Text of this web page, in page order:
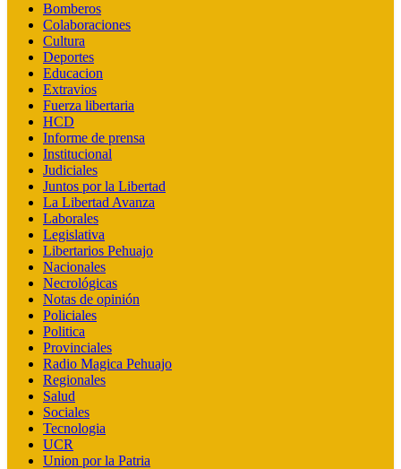
Bomberos
Colaboraciones
Cultura
Deportes
Educacion
Extravios
Fuerza libertaria
HCD
Informe de prensa
Institucional
Judiciales
Juntos por la Libertad
La Libertad Avanza
Laborales
Legislativa
Libertarios Pehuajo
Nacionales
Necrológicas
Notas de opinión
Policiales
Politica
Provinciales
Radio Magica Pehuajo
Regionales
Salud
Sociales
Tecnologia
UCR
Union por la Patria